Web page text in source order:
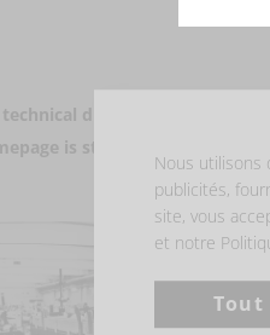
technical difficulties on our
is still available for
Nous utilisons
publicités,
site, vous
et notre
Tout